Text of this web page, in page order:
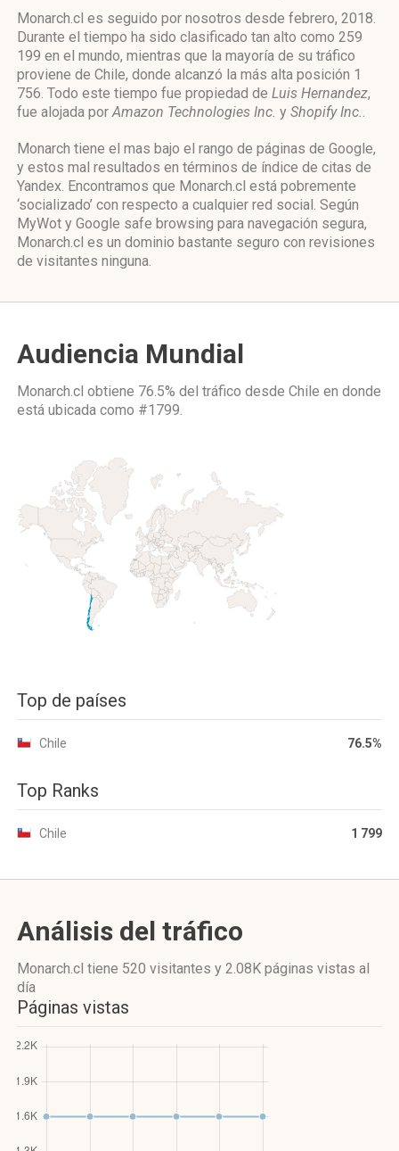
Monarch.cl es seguido por nosotros desde febrero, 2018.
Durante el tiempo ha sido clasificado tan alto como 259
199 en el mundo, mientras que la mayoría de su tráfico
proviene de Chile, donde alcanzó la más alta posición 1
756. Todo este tiempo fue propiedad de Luis Hernandez,
fue alojada porAmazon Technologies Inc. y Shopify Inc..
Monarch tiene el mas bajo el rango de páginas de Google,
y estos mal resultados en términos de índice de citas de
Yandex. Encontramos que Monarch.cl está pobremente
‘socializado’ con respecto a cualquier red social. Según
MyWot y Google safe browsing para navegación segura,
Monarch.cl es un dominio bastante seguro con revisiones
de visitantes ninguna.
Audiencia Mundial
Monarch.cl obtiene 76.5% del tráfico desde Chile en donde
está ubicada como #1799.
Top de países
Chile 76.5%
Top Ranks
Chile 1 799
Análisis del tráfico
Monarch.cl tiene 520 visitantes y 2.08K páginas vistas al
día
Páginas vistas